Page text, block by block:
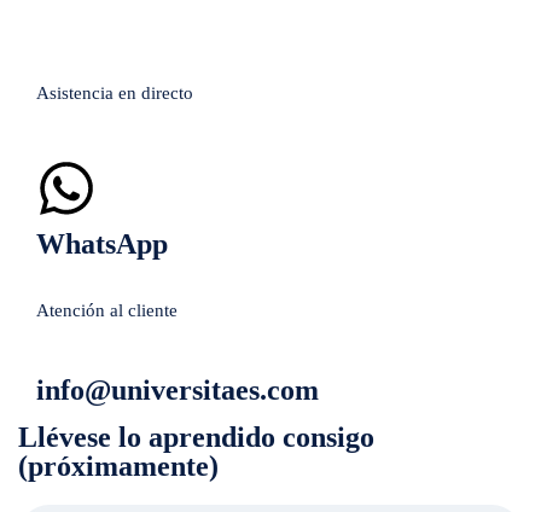
Asistencia en directo
WhatsApp
Atención al cliente
info@universitaes.com
Llévese lo aprendido consigo
(próximamente)